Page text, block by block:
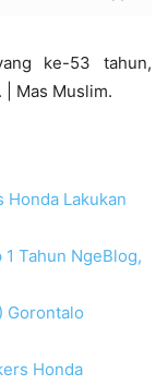
ke-53 tahun,
| Mas Muslim.
Honda Lakukan
Tahun NgeBlog,
Gorontalo
Honda